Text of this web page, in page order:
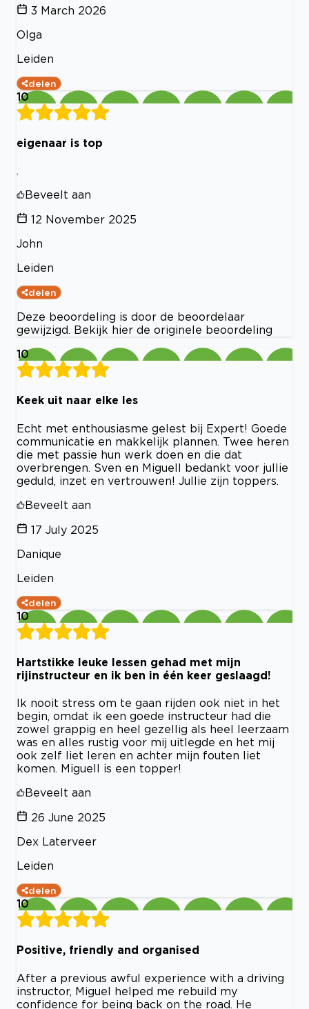
3 March 2026
Olga
Leiden
delen
10
eigenaar is top
.
Beveelt aan
12 November 2025
John
Leiden
delen
Deze beoordeling is door de beoordelaar
gewijzigd. Bekijk hier de originele beoordeling
10
Keek uit naar elke les
Echt met enthousiasme gelest bij Expert! Goede
communicatie en makkelijk plannen. Twee heren
die met passie hun werk doen en die dat
overbrengen. Sven en Miguell bedankt voor jullie
geduld, inzet en vertrouwen! Jullie zijn toppers.
Beveelt aan
17 July 2025
Danique
Leiden
delen
10
Hartstikke leuke lessen gehad met mijn
rijinstructeur en ik ben in één keer geslaagd!
Ik nooit stress om te gaan rijden ook niet in het
begin, omdat ik een goede instructeur had die
zowel grappig en heel gezellig als heel leerzaam
was en alles rustig voor mij uitlegde en het mij
ook zelf liet leren en achter mijn fouten liet
komen. Miguell is een topper!
Beveelt aan
26 June 2025
Dex Laterveer
Leiden
delen
10
Positive, friendly and organised
After a previous awful experience with a driving
instructor, Miguel helped me rebuild my
confidence for being back on the road. He